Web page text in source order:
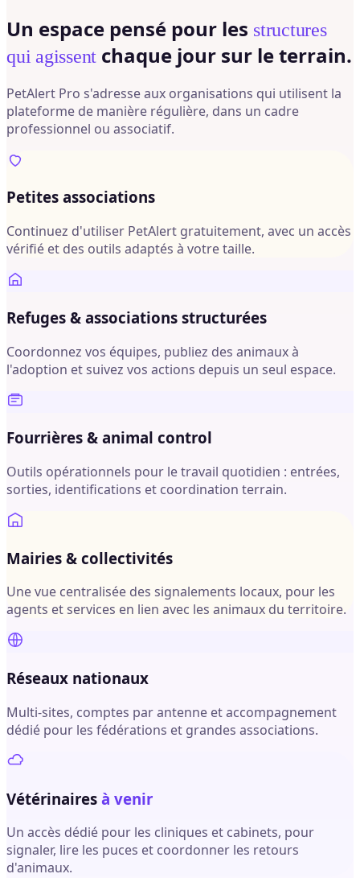
Un espace pensé pour les structures
qui agissent chaque jour sur le terrain.
PetAlert Pro s'adresse aux organisations qui utilisent la
plateforme de manière régulière, dans un cadre
professionnel ou associatif.
Petites associations
Continuez d'utiliser PetAlert gratuitement, avec un accès
vérifié et des outils adaptés à votre taille.
Refuges & associations structurées
Coordonnez vos équipes, publiez des animaux à
l'adoption et suivez vos actions depuis un seul espace.
Fourrières & animal control
Outils opérationnels pour le travail quotidien : entrées,
sorties, identifications et coordination terrain.
Mairies & collectivités
Une vue centralisée des signalements locaux, pour les
agents et services en lien avec les animaux du territoire.
Réseaux nationaux
Multi-sites, comptes par antenne et accompagnement
dédié pour les fédérations et grandes associations.
Vétérinaires à venir
Un accès dédié pour les cliniques et cabinets, pour
signaler, lire les puces et coordonner les retours
d'animaux.